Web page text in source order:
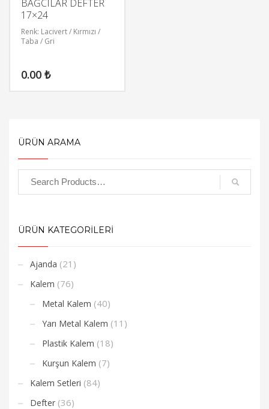
BAĞCILAR DEFTER
17×24
Renk: Lacivert / Kırmızı /
Taba / Gri
0.00 ₺
ÜRÜN ARAMA
ÜRÜN KATEGORİLERİ
Ajanda (21)
Kalem (76)
Metal Kalem (40)
Yarı Metal Kalem (11)
Plastik Kalem (18)
Kurşun Kalem (7)
Kalem Setleri (84)
Defter (36)